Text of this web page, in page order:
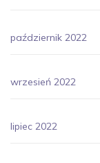
październik 2022
wrzesień 2022
lipiec 2022